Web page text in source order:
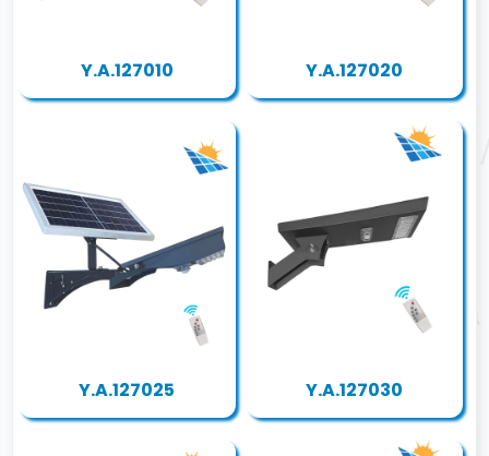
Y.A.127010 Y.A.127020
Y.A.127025 Y.A.127030